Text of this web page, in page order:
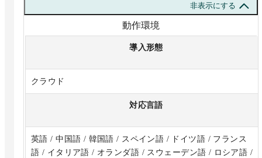
非表示にする
動作環境
導入形態
クラウド
対応言語
英語 / 中国語 / 韓国語 / スペイン語 / ドイツ語 / フランス
語 / イタリア語 / オランダ語 / スウェーデン語 / ロシア語 /